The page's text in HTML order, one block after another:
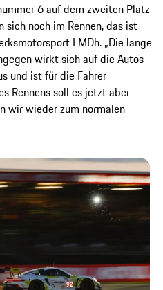
6 auf dem zweiten Platz
sich noch im Rennen, das ist
LMDh. „Die lange
wirkt sich auf die Autos
und ist für die Fahrer
Rennens soll es jetzt aber
wir wieder zum normalen